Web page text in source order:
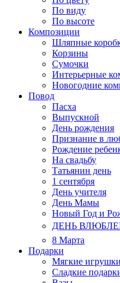
По виду
По высоте
Композиции
Шляпные
Корзины
Сумочки
Интерьерные
Новогодние
Повод
Пасха
Выпускной
День рождения
Признание в
Рождение
На свадьбу
Татьянин день
1 сентября
День учителя
День Мамы
Новый Год и
ДЕНЬ
8 Марта
Подарки
Мягкие игрушки
Сладкие